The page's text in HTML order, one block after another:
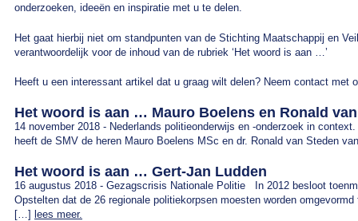
onderzoeken, ideeën en inspiratie met u te delen.
Het gaat hierbij niet om standpunten van de Stichting Maatschappij en
verantwoordelijk voor de inhoud van de rubriek ‘Het woord is aan …’
Heeft u een interessant artikel dat u graag wilt delen? Neem contact met
Het woord is aan … Mauro Boelens en Ronald
14 november 2018 - Nederlands politieonderwijs en -onderzoek in
heeft de SMV de heren Mauro Boelens MSc en dr. Ronald van Steden
Het woord is aan … Gert-Jan Ludden
16 augustus 2018 - Gezagscrisis Nationale Politie In 2012 besloot
Opstelten dat de 26 regionale politiekorpsen moesten worden
[…] lees meer.